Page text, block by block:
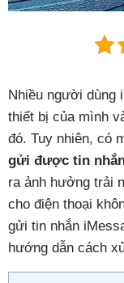
Giới thiệu
Nhiều người dùng
thiết bị của mình
đó. Tuy nhiên, có
gửi được tin
ra ảnh hưởng trải
cho điện thoại
gửi tin nhắn
hướng dẫn cách